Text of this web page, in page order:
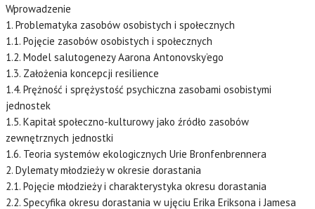
Wprowadzenie
1. Problematyka zasobów osobistych i społecznych
1.1. Pojęcie zasobów osobistych i społecznych
1.2. Model salutogenezy Aarona Antonovsky’ego
1.3. Założenia koncepcji resilience
1.4. Prężność i sprężystość psychiczna zasobami osobistymi
jednostek
1.5. Kapitał społeczno-kulturowy jako źródło zasobów
zewnętrznych jednostki
1.6. Teoria systemów ekologicznych Urie Bronfenbrennera
2. Dylematy młodzieży w okresie dorastania
2.1. Pojęcie młodzieży i charakterystyka okresu dorastania
2.2. Specyfika okresu dorastania w ujęciu Erika Eriksona i Jamesa